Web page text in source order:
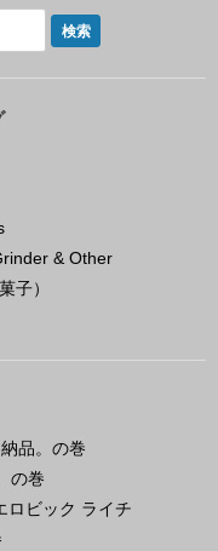
& Other
子）
品。の巻
の巻
ロビック ライチ